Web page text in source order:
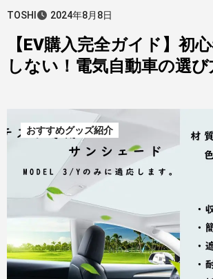
TOSHI 2024年8月8日
【EV購入完全ガイド】初
しない！電気自動車の選び
おすすめグッズ紹介